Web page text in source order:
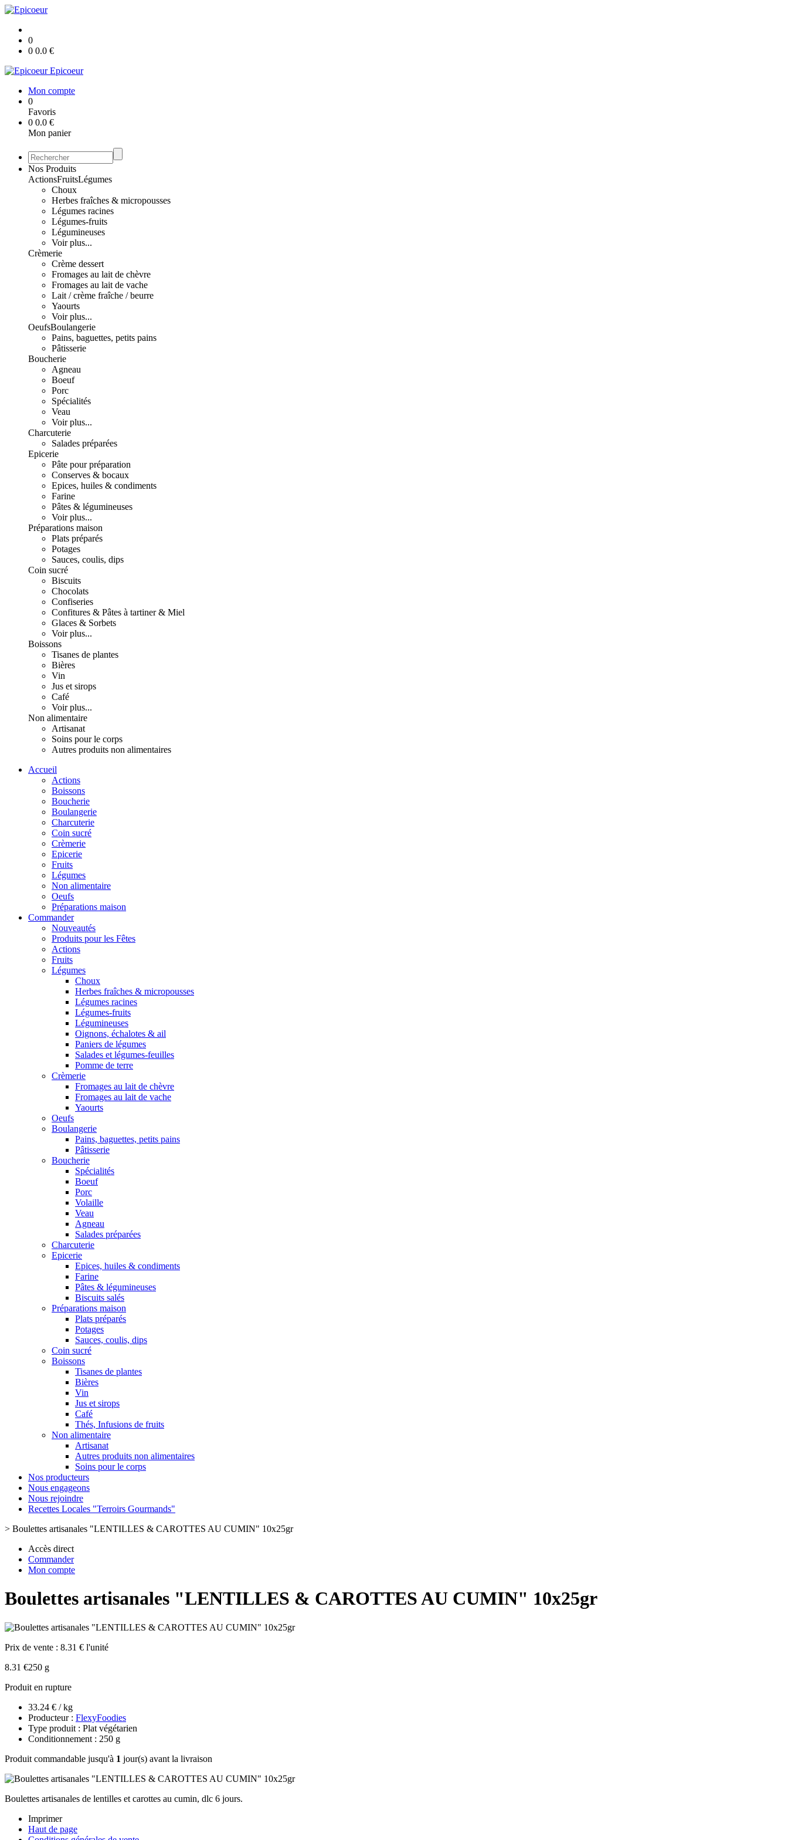
0
0 0.0 €
Epicoeur
Mon compte
0
Favoris
0 0.0 €
Mon panier
Nos Produits
ActionsFruitsLégumes
Choux
Herbes fraîches & micropousses
Légumes racines
Légumes-fruits
Légumineuses
Voir plus...
Crèmerie
Crème dessert
Fromages au lait de chèvre
Fromages au lait de vache
Lait / crème fraîche / beurre
Yaourts
Voir plus...
OeufsBoulangerie
Pains, baguettes, petits pains
Pâtisserie
Boucherie
Agneau
Boeuf
Porc
Spécialités
Veau
Voir plus...
Charcuterie
Salades préparées
Epicerie
Pâte pour préparation
Conserves & bocaux
Epices, huiles & condiments
Farine
Pâtes & légumineuses
Voir plus...
Préparations maison
Plats préparés
Potages
Sauces, coulis, dips
Coin sucré
Biscuits
Chocolats
Confiseries
Confitures & Pâtes à tartiner & Miel
Glaces & Sorbets
Voir plus...
Boissons
Tisanes de plantes
Bières
Vin
Jus et sirops
Café
Voir plus...
Non alimentaire
Artisanat
Soins pour le corps
Autres produits non alimentaires
Accueil
Actions
Boissons
Boucherie
Boulangerie
Charcuterie
Coin sucré
Crèmerie
Epicerie
Fruits
Légumes
Non alimentaire
Oeufs
Préparations maison
Commander
Nouveautés
Produits pour les Fêtes
Actions
Fruits
Légumes
Choux
Herbes fraîches & micropousses
Légumes racines
Légumes-fruits
Légumineuses
Oignons, échalotes & ail
Paniers de légumes
Salades et légumes-feuilles
Pomme de terre
Crèmerie
Fromages au lait de chèvre
Fromages au lait de vache
Yaourts
Oeufs
Boulangerie
Pains, baguettes, petits pains
Pâtisserie
Boucherie
Spécialités
Boeuf
Porc
Volaille
Veau
Agneau
Salades préparées
Charcuterie
Epicerie
Epices, huiles & condiments
Farine
Pâtes & légumineuses
Biscuits salés
Préparations maison
Plats préparés
Potages
Sauces, coulis, dips
Coin sucré
Boissons
Tisanes de plantes
Bières
Vin
Jus et sirops
Café
Thés, Infusions de fruits
Non alimentaire
Artisanat
Autres produits non alimentaires
Soins pour le corps
Nos producteurs
Nous engageons
Nous rejoindre
Recettes Locales "Terroirs Gourmands"
> Boulettes artisanales "LENTILLES & CAROTTES AU CUMIN" 10x25gr
Accès direct
Commander
Mon compte
Boulettes artisanales "LENTILLES & CAROTTES AU CUMIN" 10x25gr
Prix de vente : 8.31 € l'unité
8.31 €250 g
Produit en rupture
33.24 € / kg
Producteur : FlexyFoodies
Type produit : Plat végétarien
Conditionnement : 250 g
Produit commandable jusqu'à 1 jour(s) avant la livraison
Boulettes artisanales de lentilles et carottes au cumin, dlc 6 jours.
Imprimer
Haut de page